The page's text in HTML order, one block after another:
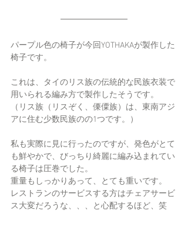
パープル色の椅子が今回YOTHAKAが製作した
椅子です。
これは、タイのリス族の伝統的な民族衣装で
用いられる編み方で製作したそうです。
（リス族（リスぞく、傈僳族）は、東南アジ
アに住む少数民族のの1つです。）
私も実際に見に行ったのですが、発色がとて
も鮮やかで、びっちり綺麗に編み込まれてい
る椅子は圧巻でした。
重量もしっかりあって、とても重いです。
レストランのサービスする方はチェアサービ
ス大変だろうな、、、と心配するほど、笑